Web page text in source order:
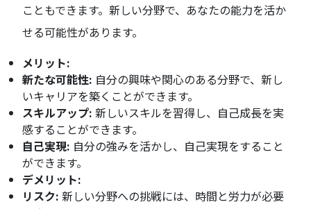
こともできます。新しい分野で、あなたの能力を活か
せる可能性があります。
メリット:
新たな可能性: 自分の興味や関心のある分野で、新し
いキャリアを築くことができます。
スキルアップ: 新しいスキルを習得し、自己成長を実
感することができます。
自己実現: 自分の強みを活かし、自己実現をすること
ができます。
デメリット:
リスク: 新しい分野への挑戦には、時間と労力が必要